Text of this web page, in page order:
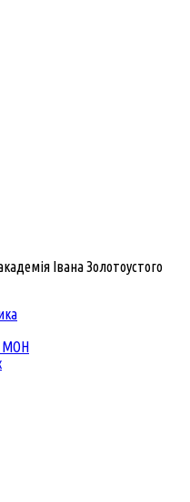
Івана Золотоустого
МОН